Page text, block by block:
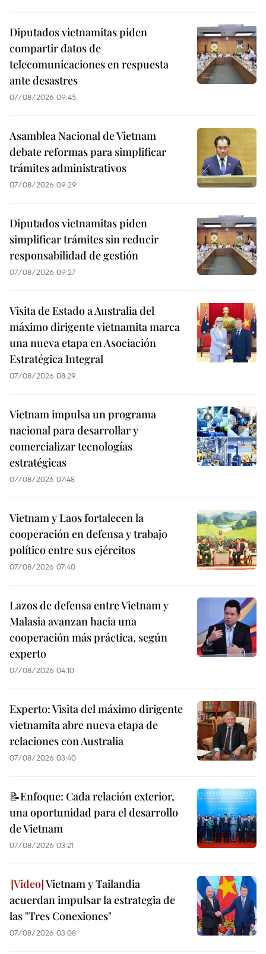
Diputados vietnamitas piden
compartir datos de
telecomunicaciones en respuesta
ante desastres
07/08/2026 09:45
Asamblea Nacional de Vietnam
debate reformas para simplificar
trámites administrativos
07/08/2026 09:29
Diputados vietnamitas piden
simplificar trámites sin reducir
responsabilidad de gestión
07/08/2026 09:27
Visita de Estado a Australia del
máximo dirigente vietnamita marca
una nueva etapa en Asociación
Estratégica Integral
07/08/2026 08:29
Vietnam impulsa un programa
nacional para desarrollar y
comercializar tecnologías
estratégicas
07/08/2026 07:48
Vietnam y Laos fortalecen la
cooperación en defensa y trabajo
político entre sus ejércitos
07/08/2026 07:40
Lazos de defensa entre Vietnam y
Malasia avanzan hacia una
cooperación más práctica, según
experto
07/08/2026 04:10
Experto: Visita del máximo dirigente
vietnamita abre nueva etapa de
relaciones con Australia
07/08/2026 03:40
📝Enfoque: Cada relación exterior,
una oportunidad para el desarrollo
de Vietnam
07/08/2026 03:21
Vietnam y Tailandia
acuerdan impulsar la estrategia de
las "Tres Conexiones"
07/08/2026 03:08